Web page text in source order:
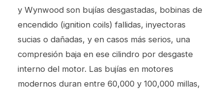
y Wynwood son bujías desgastadas, bobinas de
encendido (ignition coils) fallidas, inyectoras
sucias o dañadas, y en casos más serios, una
compresión baja en ese cilindro por desgaste
interno del motor. Las bujías en motores
modernos duran entre 60,000 y 100,000 millas,